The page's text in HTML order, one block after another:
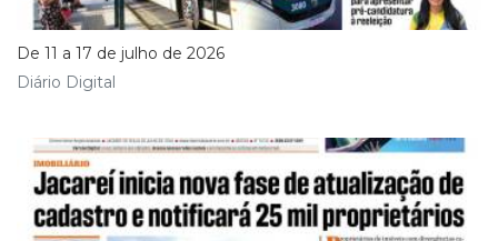
De 11 a 17 de julho de 2026
Diário Digital